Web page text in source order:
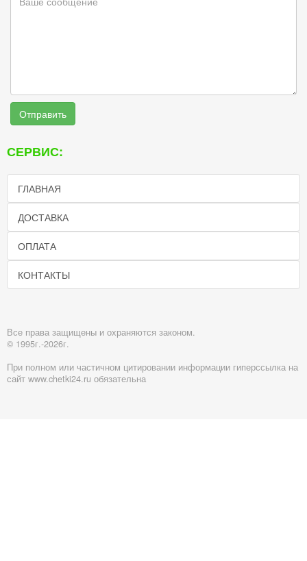
Отправить
СЕРВИС:
ГЛАВНАЯ
ДОСТАВКА
ОПЛАТА
КОНТАКТЫ
Все права защищены и охраняются законом.
© 1995г.-2026г.
При полном или частичном цитировании информации гиперссылка на
сайт www.chetki24.ru обязательна